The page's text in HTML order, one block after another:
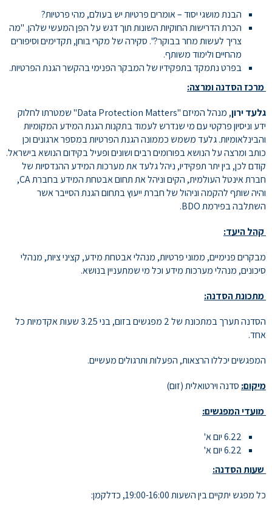
בישראלהבנת מושגי יסוד – אומרים פרטיות יש בעולם, מהי פרטיות?
הכרת הדרישות החוקיות השונות תוך דגש על הפן המעשי שלהן. "מה
צריך לעשות מחר בבוקר?". סקירה של מקרי בוחן, תקדימים וסיפורים
מהחיים ולימוד משותף.
בפרט נתמקד בתפקידיו של המבקר הפנימי בהקשר הגנת הפרטיות.
מרכז הסדנה ומרצה:
גלעד ירון
, מנהל המיזם "Data Protection Matters" שמטרתו לחלוק
ידע וניסיון פרקטי עם מי שנדרש לעמוד בתקנות הגנת המידע המקומיות
והבינלאומיות. גלעד משמש כממונה הגנת הפרטיות במספר ארגונים וכן
כותב ומרצה על הנושא בפורומים רבים ושונים ופעיל בקידום הנושא בישראל.
קודם לכן, בין יתר תפקידיו, ניהל גלעד את מערכות המידע ההנדסיות של
חברת אינטל העולמית, הקים וניהל את תחום אבטחת המידע בחברת CA,
והיה שותף להקמה וניהול של חברת ייעוץ בתחום הגנת הסייבר אשר
השתלבה בפירמת BDO.
קהל היעד:
מבקרים פנימיים, ממוני פרטיות, מנהלי אבטחת מידע, קציני ציות, מנהלי
סיכונים, מנהלי מערכות מידע וכל מי שמתעניין בנושא.
מתכונת הסדנה:
הסדנה תערך במתכונת של 2 מפגשים בזום, בני 3.25 שעות אקדמיות כל
אחד.
המפגשים יכללו הרצאות, הפעלות ותרגולים מעשיים.
מיקום: סדנה וירטואלית (זום)
מועדי המפגשים:
6.22 יום א'
6.22 יום א'
שעות הסדנה:
כל מפגש יתקיים בין השעות 19:00-16:00, כדלקמן: